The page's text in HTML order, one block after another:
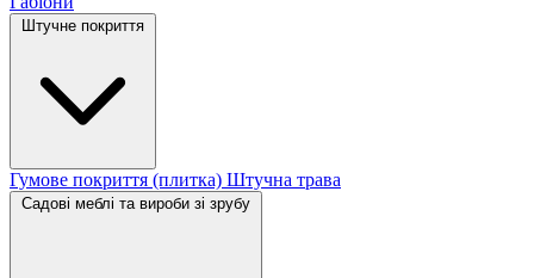
Штучне покриття
Гумове покриття (плитка) Штучна трава
Садові меблі та вироби зі зрубу